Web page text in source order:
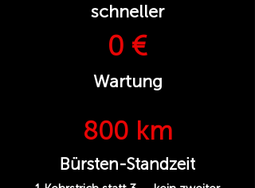
schneller
0 €
Wartung
800 km
Bürsten-Standzeit